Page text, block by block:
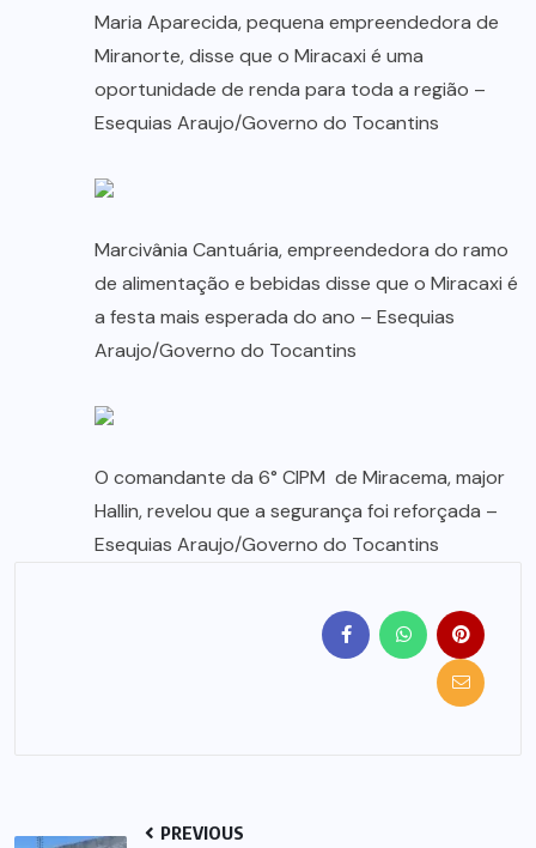
Maria Aparecida, pequena empreendedora de
Miranorte, disse que o Miracaxi é uma
oportunidade de renda para toda a região –
Esequias Araujo/Governo do Tocantins
Marcivânia Cantuária, empreendedora do ramo
de alimentação e bebidas disse que o Miracaxi é
a festa mais esperada do ano – Esequias
Araujo/Governo do Tocantins
O comandante da 6° CIPM de Miracema, major
Hallin, revelou que a segurança foi reforçada –
Esequias Araujo/Governo do Tocantins
PREVIOUS